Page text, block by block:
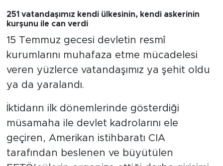
251 vatandaşımız kendi ülkesinin, kendi askerinin
kurşunu ile can verdi
15 Temmuz gecesi devletin resmî
kurumlarını muhafaza etme mücadelesi
veren yüzlerce vatandaşımız ya şehit oldu
ya da yaralandı.
İktidarın ilk dönemlerinde gösterdiği
müsamaha ile devlet kadrolarını ele
geçiren, Amerikan istihbaratı CIA
tarafından beslenen ve büyütülen